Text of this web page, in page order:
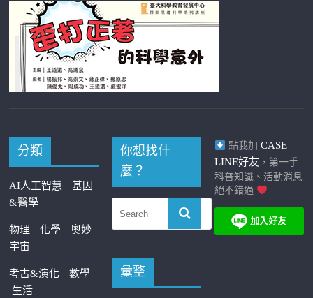
分類
AI人工智慧
基因
&醫學
物理 化學
奧妙
宇宙
考古&演化
數學
生活
你想找什
麼？
彙整
點我加 CASE
LINE好友 ，第一手
科普知識、活動消息
絕不錯過